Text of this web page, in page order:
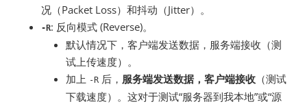
况（Packet Loss）和抖动（Jitter）。
-R: 反向模式 (Reverse)。
默认情况下，客户端发送数据，服务端接收（测
试上传速度）。
加上 -R 后， 服务端发送数据，客户端接收 （测试
下载速度）。这对于测试“服务器到我本地”或“源